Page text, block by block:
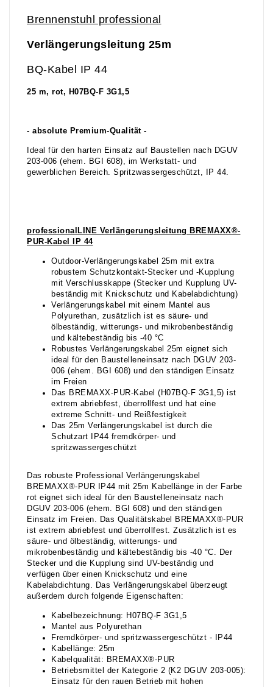
Brennenstuhl professional
Verlängerungsleitung 25m
BQ-Kabel IP 44
25 m, rot, H07BQ-F 3G1,5
- absolute Premium-Qualität -
Ideal für den harten Einsatz auf Baustellen nach DGUV
203-006 (ehem. BGI 608), im Werkstatt- und
gewerblichen Bereich. Spritzwassergeschützt, IP 44.
professionalLINE Verlängerungsleitung BREMAXX®-
PUR-Kabel IP 44
Outdoor-Verlängerungskabel 25m mit extra
robustem Schutzkontakt-Stecker und -Kupplung
mit Verschlusskappe (Stecker und Kupplung UV-
beständig mit Knickschutz und Kabelabdichtung)
Verlängerungskabel mit einem Mantel aus
Polyurethan, zusätzlich ist es säure- und
ölbeständig, witterungs- und mikrobenbeständig
und kältebeständig bis -40 °C
Robustes Verlängerungskabel 25m eignet sich
ideal für den Baustelleneinsatz nach DGUV 203-
006 (ehem. BGI 608) und den ständigen Einsatz
im Freien
Das BREMAXX-PUR-Kabel (H07BQ-F 3G1,5) ist
extrem abriebfest, überrollfest und hat eine
extreme Schnitt- und Reißfestigkeit
Das 25m Verlängerungskabel ist durch die
Schutzart IP44 fremdkörper- und
spritzwassergeschützt
Das robuste Professional Verlängerungskabel
BREMAXX®-PUR IP44 mit 25m Kabellänge in der Farbe
rot eignet sich ideal für den Baustelleneinsatz nach
DGUV 203-006 (ehem. BGI 608) und den ständigen
Einsatz im Freien. Das Qualitätskabel BREMAXX®-PUR
ist extrem abriebfest und überrollfest. Zusätzlich ist es
säure- und ölbeständig, witterungs- und
mikrobenbeständig und kältebeständig bis -40 °C. Der
Stecker und die Kupplung sind UV-beständig und
verfügen über einen Knickschutz und eine
Kabelabdichtung. Das Verlängerungskabel überzeugt
außerdem durch folgende Eigenschaften:
Kabelbezeichnung: H07BQ-F 3G1,5
Mantel aus Polyurethan
Fremdkörper- und spritzwassergeschützt - IP44
Kabellänge: 25m
Kabelqualität: BREMAXX®-PUR
Betriebsmittel der Kategorie 2 (K2 DGUV 203-005):
Einsatz für den rauen Betrieb mit hohen